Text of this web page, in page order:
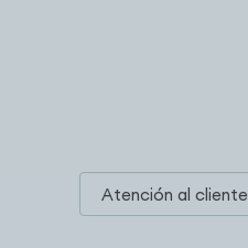
Atención al cliente